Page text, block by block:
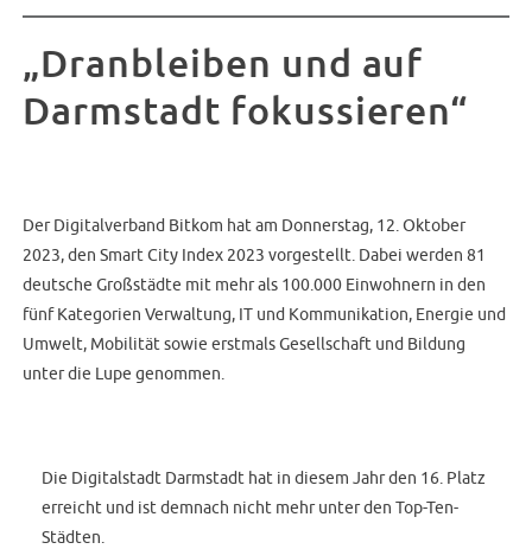
„Dranbleiben und auf
Darmstadt fokussieren“
Der Digitalverband Bitkom hat am Donnerstag, 12. Oktober
2023, den Smart City Index 2023 vorgestellt. Dabei werden 81
deutsche Großstädte mit mehr als 100.000 Einwohnern in den
fünf Kategorien Verwaltung, IT und Kommunikation, Energie und
Umwelt, Mobilität sowie erstmals Gesellschaft und Bildung
unter die Lupe genommen.
Die Digitalstadt Darmstadt hat in diesem Jahr den 16. Platz
erreicht und ist demnach nicht mehr unter den Top-Ten-
Städten.